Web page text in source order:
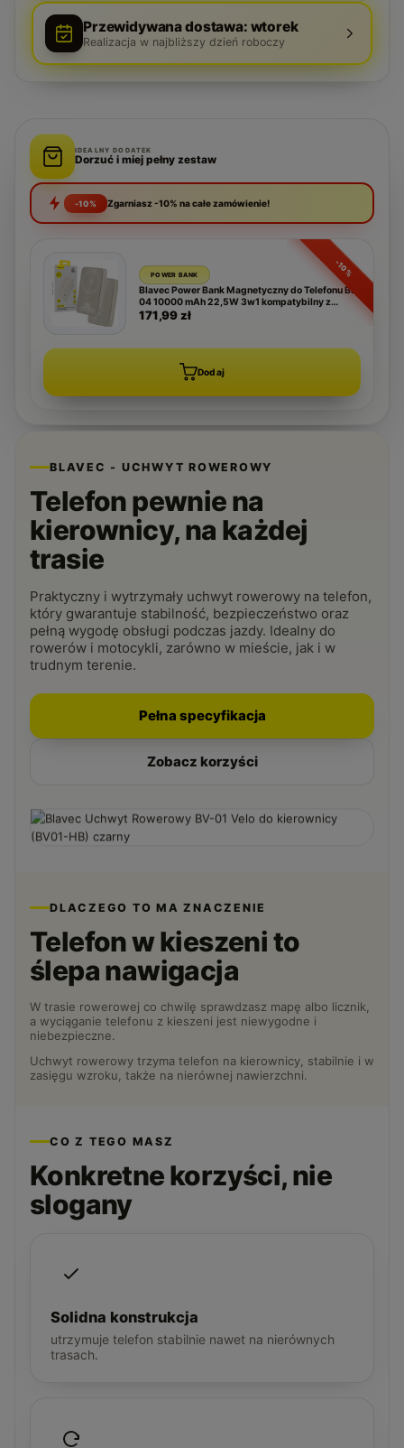
Przewidywana dostawa: wtorek
Realizacja w najbliższy dzień roboczy
IDEALNY DODATEK
Dorzuć i miej pełny zestaw
-10% Zgarniasz -10% na całe zamówienie!
-10%
POWER BANK
Blavec Power Bank Magnetyczny do Telefonu BJ-
04 10000 mAh 22,5W 3w1 kompatybilny z
MagSafe USB-C - Złoty
171,99 zł
Dodaj
BLAVEC - UCHWYT ROWEROWY
Telefon pewnie na
kierownicy, na każdej
trasie
Praktyczny i wytrzymały uchwyt rowerowy na telefon,
który gwarantuje stabilność, bezpieczeństwo oraz
pełną wygodę obsługi podczas jazdy. Idealny do
rowerów i motocykli, zarówno w mieście, jak i w
trudnym terenie.
Pełna specyfikacja
Zobacz korzyści
DLACZEGO TO MA ZNACZENIE
Telefon w kieszeni to
ślepa nawigacja
W trasie rowerowej co chwilę sprawdzasz mapę albo licznik,
a wyciąganie telefonu z kieszeni jest niewygodne i
niebezpieczne.
Uchwyt rowerowy trzyma telefon na kierownicy, stabilnie i w
zasięgu wzroku, także na nierównej nawierzchni.
CO Z TEGO MASZ
Konkretne korzyści, nie
slogany
Solidna konstrukcja
utrzymuje telefon stabilnie nawet na nierównych
trasach.